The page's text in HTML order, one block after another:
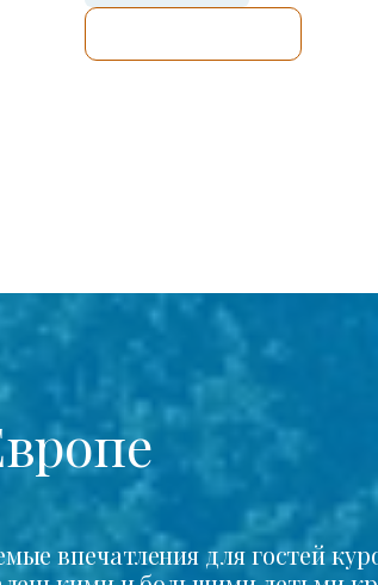
впечатления для гостей